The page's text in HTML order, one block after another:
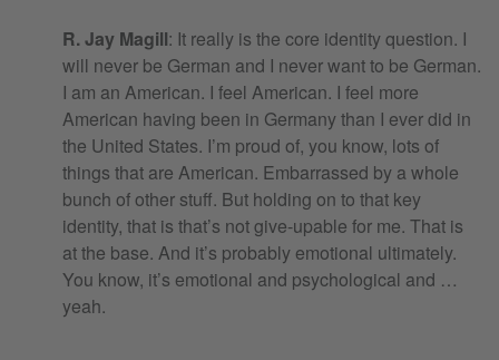
R. Jay Magill: It really is the core identity question. I
will never be German and I never want to be German.
I am an American. I feel American. I feel more
American having been in Germany than I ever did in
the United States. I’m proud of, you know, lots of
things that are American. Embarrassed by a whole
bunch of other stuff. But holding on to that key
identity, that is that’s not give-upable for me. That is
at the base. And it’s probably emotional ultimately.
You know, it’s emotional and psychological and …
yeah.